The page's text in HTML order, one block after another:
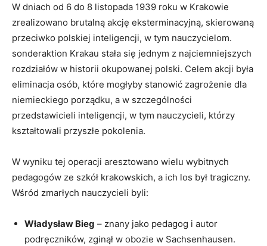
W​ dniach od 6 do 8 listopada 1939 roku w Krakowie‌
zrealizowano ⁤brutalną akcję eksterminacyjną, skierowaną
przeciwko⁢ polskiej inteligencji, w tym nauczycielom.
sonderaktion Krakau stała się jednym z⁢ najciemniejszych
rozdziałów w⁢ historii okupowanej polski. ⁤Celem akcji była
eliminacja osób, które mogłyby stanowić⁢ zagrożenie dla
niemieckiego porządku, a w szczególności
przedstawicieli inteligencji, w tym nauczycieli, którzy
kształtowali przyszłe pokolenia.
W wyniku tej operacji aresztowano wielu wybitnych
pedagogów ze szkół krakowskich, a ich los był tragiczny.
Wśród zmarłych nauczycieli byli:
Władysław Bieg – ⁣znany jako pedagog i ⁣autor
⁢podręczników, zginął⁢ w obozie w Sachsenhausen.